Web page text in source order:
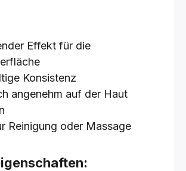
Effekt für die
Konsistenz
angenehm auf der Haut
Reinigung oder Massage